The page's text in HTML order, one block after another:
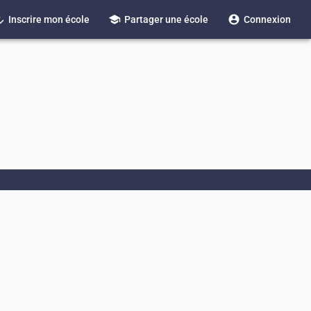
Inscrire mon école school Partager une école account_circle Connexion